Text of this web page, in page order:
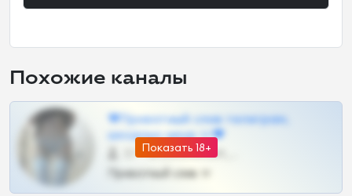
Похожие каналы
Показать 18+
❤Приватный слив телеграм,
шкодных шкур тг❤
57 •
Приватный слив тг